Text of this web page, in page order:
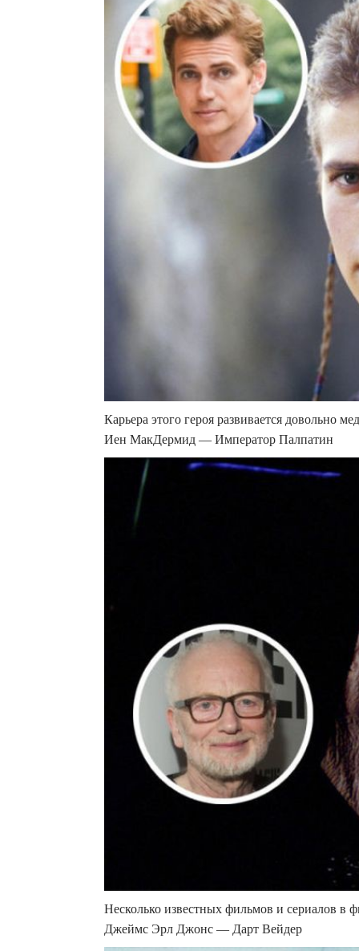
Карьера этого героя развивается довольно
Иен МакДермид — Император Палпатин
Несколько известных фильмов и сериалов в
Джеймс Эрл Джонс — Дарт Вейдер